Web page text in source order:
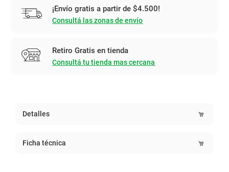
¡Envío gratis a partir de $4.500!
Consultá las zonas de envío
Retiro Gratis en tienda
Consultá tu tienda mas cercana
Detalles
Ficha técnica